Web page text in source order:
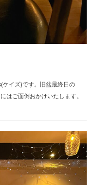
イズ)です。旧盆最終日の
はご面倒おかけいたします。